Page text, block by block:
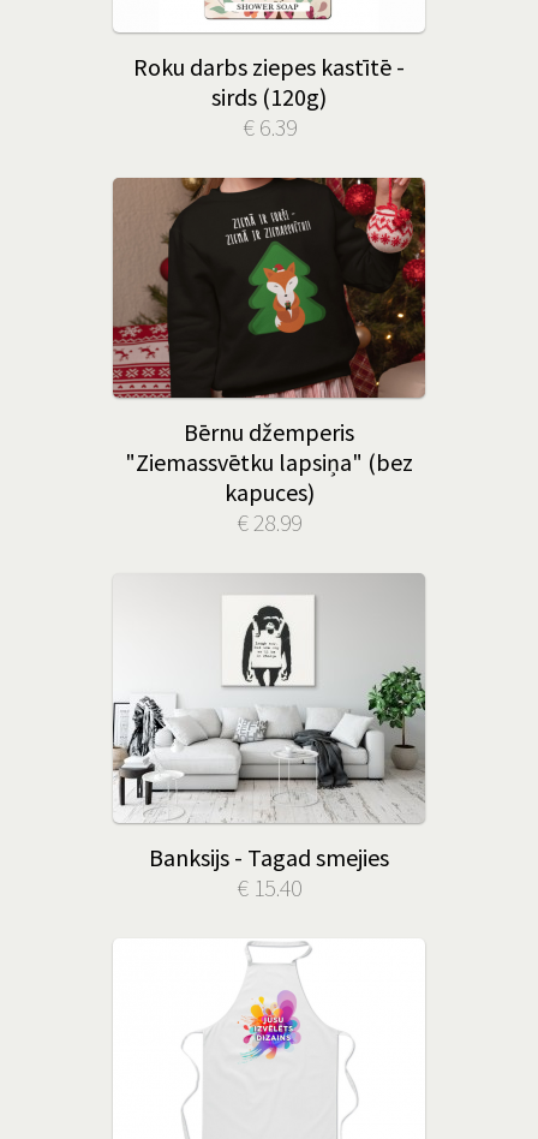
Roku darbs ziepes kastītē -
sirds (120g)
€ 6.39
Bērnu džemperis
"Ziemassvētku lapsiņa" (bez
kapuces)
€ 28.99
Banksijs - Tagad smejies
€ 15.40